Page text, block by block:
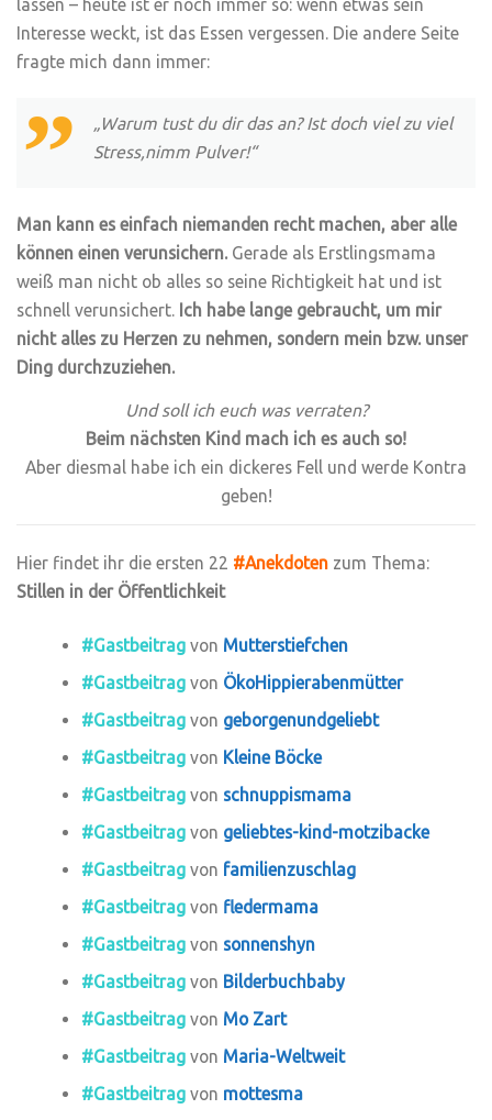
Interesse weckt, ist das Essen vergessen. Die andere Seite
fragte mich dann immer:
„Warum tust du dir das an? Ist doch viel zu viel
Stress,nimm Pulver!“
Man kann es einfach niemanden recht machen, aber alle
können einen verunsichern. Gerade als Erstlingsmama
weiß man nicht ob alles so seine Richtigkeit hat und ist
schnell verunsichert. Ich habe lange gebraucht, um mir
nicht alles zu Herzen zu nehmen, sondern mein bzw. unser
Ding durchzuziehen.
Und soll ich euch was verraten?
Beim nächsten Kind mach ich es auch so!
Aber diesmal habe ich ein dickeres Fell und werde Kontra
geben!
Hier findet ihr die ersten 22 #Anekdoten zum Thema:
Stillen in der Öffentlichkeit
#Gastbeitrag von Mutterstiefchen
#Gastbeitrag von ÖkoHippierabenmütter
#Gastbeitrag von geborgenundgeliebt
#Gastbeitrag von Kleine Böcke
#Gastbeitrag von schnuppismama
#Gastbeitrag von geliebtes-kind-motzibacke
#Gastbeitrag von familienzuschlag
#Gastbeitrag von fledermama
#Gastbeitrag von sonnenshyn
#Gastbeitrag von Bilderbuchbaby
#Gastbeitrag von Mo Zart
#Gastbeitrag von Maria-Weltweit
#Gastbeitrag von mottesma